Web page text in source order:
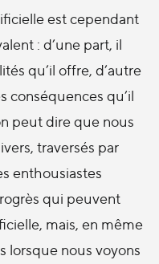
est cependant
: d’une part, il
qu’il offre, d’autre
conséquences qu’il
peut dire que nous
traversés par
enthousiastes
qui peuvent
mais, en même
lorsque nous voyons